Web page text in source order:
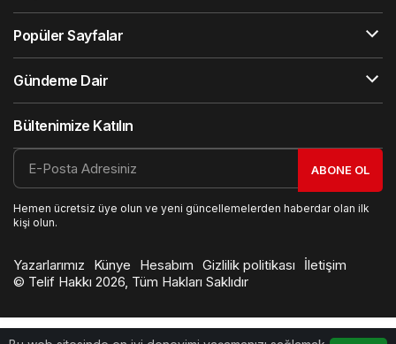
Popüler Sayfalar
Gündeme Dair
Bültenimize Katılın
ABONE OL
Hemen ücretsiz üye olun ve yeni güncellemelerden haberdar olan ilk
kişi olun.
Yazarlarımız Künye Hesabım Gizlilik politikası
İletişim
© Telif Hakkı 2026, Tüm Hakları Saklıdır